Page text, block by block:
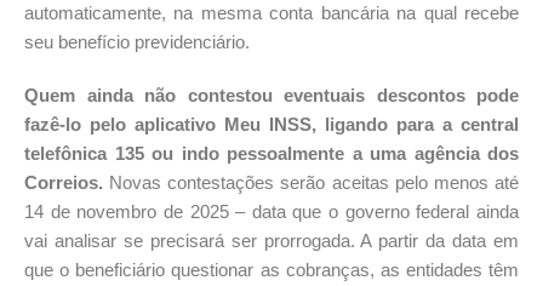
automaticamente, na mesma conta bancária na qual recebe
seu benefício previdenciário.
Quem ainda não contestou eventuais descontos pode
fazê-lo pelo aplicativo Meu INSS, ligando para a central
telefônica 135 ou indo pessoalmente a uma agência dos
Correios. Novas contestações serão aceitas pelo menos até
14 de novembro de 2025 – data que o governo federal ainda
vai analisar se precisará ser prorrogada. A partir da data em
que o beneficiário questionar as cobranças, as entidades têm